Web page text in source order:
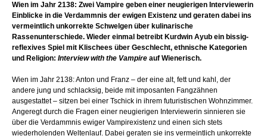
Wien im Jahr 2138: Zwei Vampire geben einer neugierigen Interviewerin
Einblicke in die Verdammnis der ewigen Existenz und geraten dabei ins
vermeintlich unkorrekte Schwelgen über kulinarische
Rassenunterschiede. Wieder einmal betreibt Kurdwin Ayub ein bissig-
reflexives Spiel mit Klischees über Geschlecht, ethnische Kategorien
und Religion: Interview with the Vampire auf Wienerisch.
Wien im Jahr 2138: Anton und Franz – der eine alt, fett und kahl, der
andere jung und schlacksig, beide mit imposanten Fangzähnen
ausgestattet – sitzen bei einer Tschick in ihrem futuristischen Wohnzimmer.
Angeregt durch die Fragen einer neugierigen Interviewerin sinnieren sie
über die Verdammnis ewiger Vampirexistenz und einen sich stets
wiederholenden Weltenlauf. Dabei geraten sie ins vermeintlich unkorrekte